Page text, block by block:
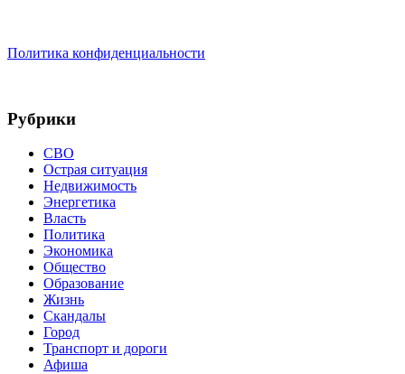
Политика конфиденциальности
Рубрики
СВО
Острая ситуация
Недвижимость
Энергетика
Власть
Политика
Экономика
Общество
Образование
Жизнь
Скандалы
Город
Транспорт и дороги
Афиша